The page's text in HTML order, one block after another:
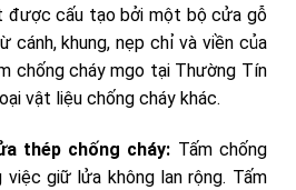
được cấu tạo bởi một bộ cửa gỗ
cánh, khung, nẹp chỉ và viền của
chống cháy mgo tại Thường Tín
vật liệu chống cháy khác.
thép chống cháy: Tấm chống
giữ lửa không lan rộng. Tấm